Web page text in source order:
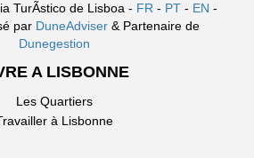
TurÃ­stico de Lisboa - FR - PT - EN -
par DuneAdviser & Partenaire de
Dunegestion
A LISBONNE
Les Quartiers
à Lisbonne